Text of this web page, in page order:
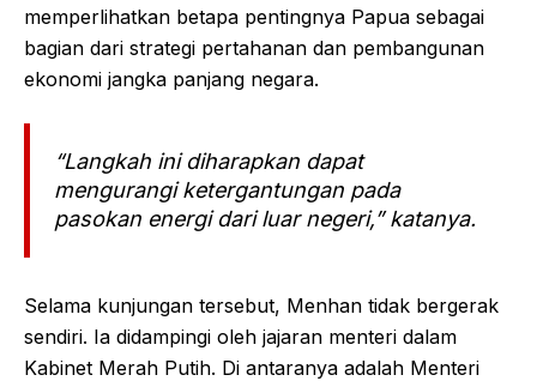
memperlihatkan betapa pentingnya Papua sebagai
bagian dari strategi pertahanan dan pembangunan
ekonomi jangka panjang negara.
“Langkah ini diharapkan dapat
mengurangi ketergantungan pada
pasokan energi dari luar negeri,” katanya.
Selama kunjungan tersebut, Menhan tidak bergerak
sendiri. Ia didampingi oleh jajaran menteri dalam
Kabinet Merah Putih. Di antaranya adalah Menteri